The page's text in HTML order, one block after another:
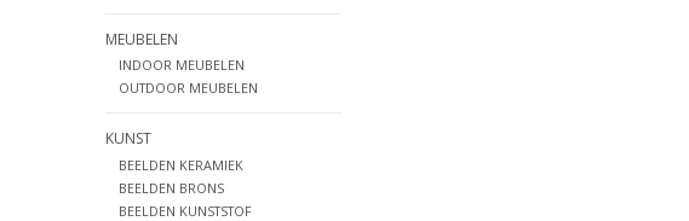
MEUBELEN
INDOOR MEUBELEN
OUTDOOR MEUBELEN
KUNST
BEELDEN KERAMIEK
BEELDEN BRONS
BEELDEN KUNSTSTOF